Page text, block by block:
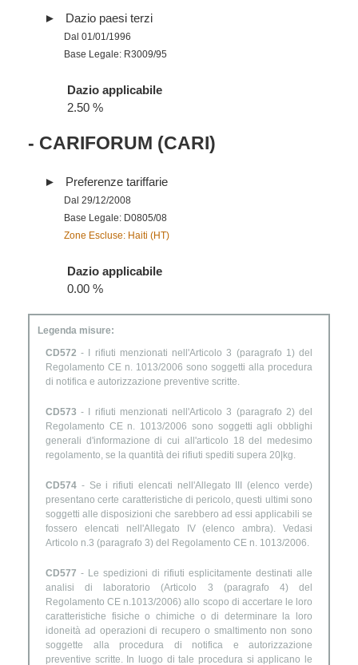
Dazio paesi terzi
Dal 01/01/1996
Base Legale: R3009/95
Dazio applicabile
2.50 %
- CARIFORUM (CARI)
Preferenze tariffarie
Dal 29/12/2008
Base Legale: D0805/08
Zone Escluse: Haiti (HT)
Dazio applicabile
0.00 %
Legenda misure:
CD572 - I rifiuti menzionati nell'Articolo 3 (paragrafo 1) del
Regolamento CE n. 1013/2006 sono soggetti alla procedura
di notifica e autorizzazione preventive scritte.
CD573 - I rifiuti menzionati nell'Articolo 3 (paragrafo 2) del
Regolamento CE n. 1013/2006 sono soggetti agli obblighi
generali d'informazione di cui all'articolo 18 del medesimo
regolamento, se la quantità dei rifiuti spediti supera 20|kg.
CD574 - Se i rifiuti elencati nell'Allegato III (elenco verde)
presentano certe caratteristiche di pericolo, questi ultimi sono
soggetti alle disposizioni che sarebbero ad essi applicabili se
fossero elencati nell'Allegato IV (elenco ambra). Vedasi
Articolo n.3 (paragrafo 3) del Regolamento CE n. 1013/2006.
CD577 - Le spedizioni di rifiuti esplicitamente destinati alle
analisi di laboratorio (Articolo 3 (paragrafo 4) del
Regolamento CE n.1013/2006) allo scopo di accertare le loro
caratteristiche fisiche o chimiche o di determinare la loro
idoneità ad operazioni di recupero o smaltimento non sono
soggette alla procedura di notifica e autorizzazione
preventive scritte. In luogo di tale procedura si applicano le